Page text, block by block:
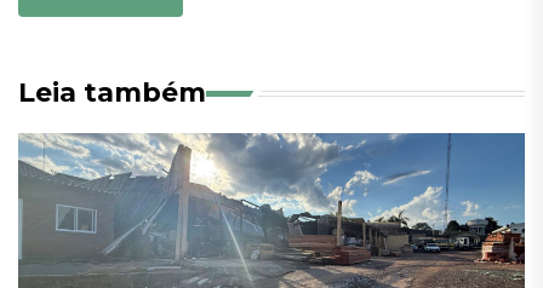
Leia também